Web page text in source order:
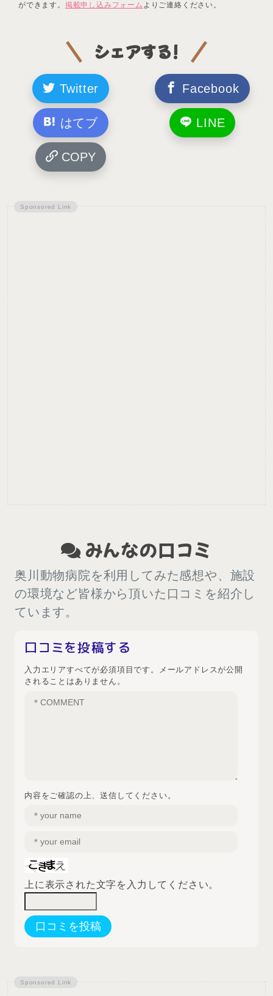
ができます。 掲載申し込みフォーム よりご連絡ください。
シェアする!
Twitter Facebook
はてブ LINE
COPY
みんなの口コミ
奥川動物病院を利用してみた感想や、施設
の環境など皆様から頂いた口コミを紹介し
ています。
口コミを投稿する
入力エリアすべてが必須項目です。メールアドレスが公開
されることはありません。
内容をご確認の上、送信してください。
上に表示された文字を入力してください。